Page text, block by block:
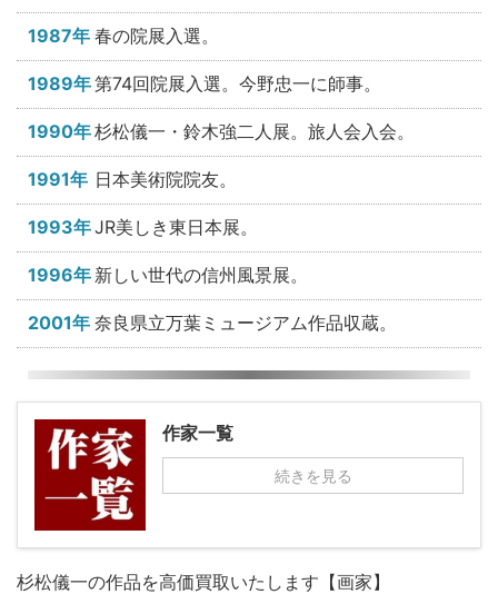
1987年 春の院展入選。
1989年第74回院展入選。今野忠一に師事。
1990年杉松儀一・鈴木強二人展。旅人会入会。
1991年 日本美術院院友。
1993年JR美しき東日本展。
1996年 新しい世代の信州風景展。
2001年 奈良県立万葉ミュージアム作品収蔵。
作家一覧
続きを見る
杉松儀一の作品を高価買取いたします【画家】